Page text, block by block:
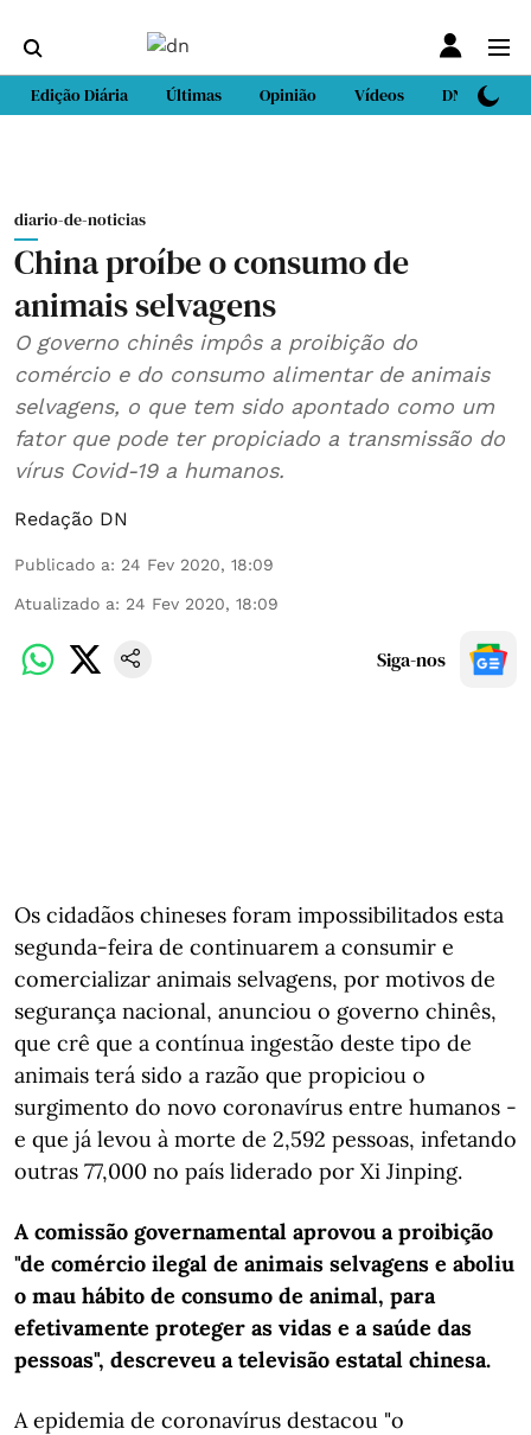
Edição Diária Últimas Opinião Vídeos DN Sport
diario-de-noticias
China proíbe o consumo de
animais selvagens
O governo chinês impôs a proibição do
comércio e do consumo alimentar de animais
selvagens, o que tem sido apontado como um
fator que pode ter propiciado a transmissão do
vírus Covid-19 a humanos.
Redação DN
Publicado a: 24 Fev 2020, 18:09
Atualizado a: 24 Fev 2020, 18:09
Siga-nos
Os cidadãos chineses foram impossibilitados esta
segunda-feira de continuarem a consumir e
comercializar animais selvagens, por motivos de
segurança nacional, anunciou o governo chinês,
que crê que a contínua ingestão deste tipo de
animais terá sido a razão que propiciou o
surgimento do novo coronavírus entre humanos -
e que já levou à morte de 2,592 pessoas, infetando
outras 77,000 no país liderado por Xi Jinping.
A comissão governamental aprovou a proibição
"de comércio ilegal de animais selvagens e aboliu
o mau hábito de consumo de animal, para
efetivamente proteger as vidas e a saúde das
pessoas", descreveu a televisão estatal chinesa.
A epidemia de coronavírus destacou "o